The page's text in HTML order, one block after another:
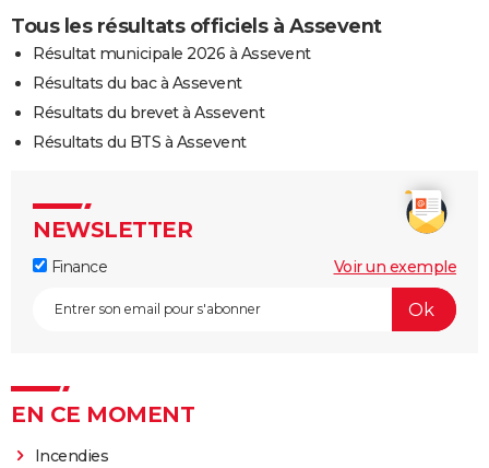
Tous les résultats officiels à Assevent
Résultat municipale 2026 à Assevent
Résultats du bac à Assevent
Résultats du brevet à Assevent
Résultats du BTS à Assevent
NEWSLETTER
Finance Voir un exemple
EN CE MOMENT
Incendies